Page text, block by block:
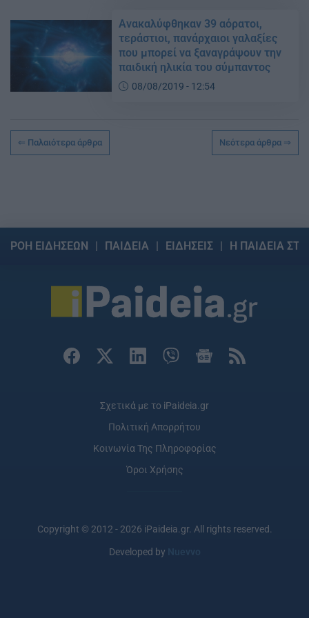
Ανακαλύφθηκαν 39 αόρατοι,
τεράστιοι, πανάρχαιοι γαλαξίες
που μπορεί να ξαναγράψουν την
παιδική ηλικία του σύμπαντος
08/08/2019 - 12:54
Παλαιότερα άρθρα Νεότερα άρθρα
ΡΟΗ ΕΙΔΗΣΕΩΝ ΠΑΙΔΕΙΑ ΕΙΔΗΣΕΙΣ Η ΠΑΙΔΕΙΑ
Σχετικά με το iPaideia.gr
Πολιτική Απορρήτου
Κοινωνία Της Πληροφορίας
Όροι Χρήσης
Copyright © 2012 - 2026 iPaideia.gr. All rights reserved.
Developed by